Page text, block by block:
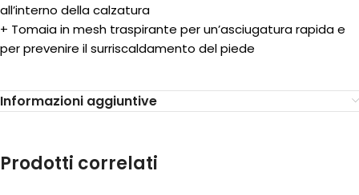
all’interno della calzatura
+ Tomaia in mesh traspirante per un’asciugatura rapida e
per prevenire il surriscaldamento del piede
Informazioni aggiuntive
Prodotti correlati